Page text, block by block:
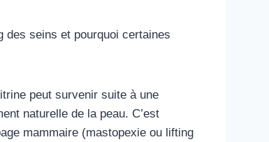
des seins et pourquoi certaines
peut survenir suite à une
naturelle de la peau. C’est
mammaire (mastopexie ou lifting